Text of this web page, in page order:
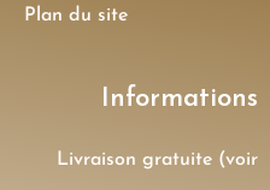
Plan du site
Informations
Livraison gratuite (voir